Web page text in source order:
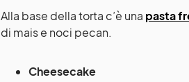
Alla base della torta c’è una pasta
di mais e noci pecan.
Cheesecake